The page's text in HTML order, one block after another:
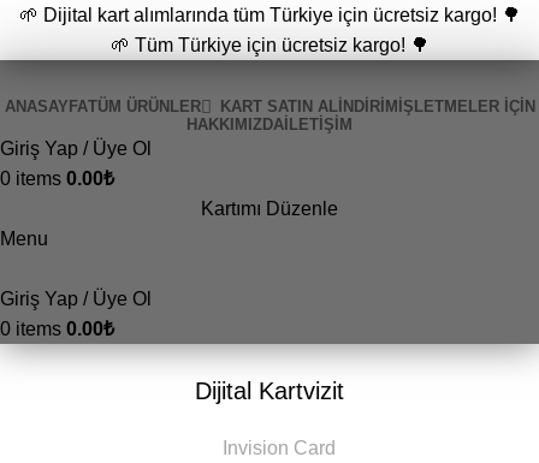
🌱 Dijital kart alımlarında tüm Türkiye için ücretsiz kargo! 🌳
🌱 Tüm Türkiye için ücretsiz kargo! 🌳
ANASAYFATÜM ÜRÜNLER KART SATIN ALİNDİRİM İŞLETMELER İÇIN
HAKKIMIZDA İLETIŞIM
Giriş Yap / Üye Ol
0 items 0.00₺
Kartımı Düzenle
Menu
Giriş Yap / Üye Ol
0 items 0.00₺
Dijital Kartvizit
Invision Card